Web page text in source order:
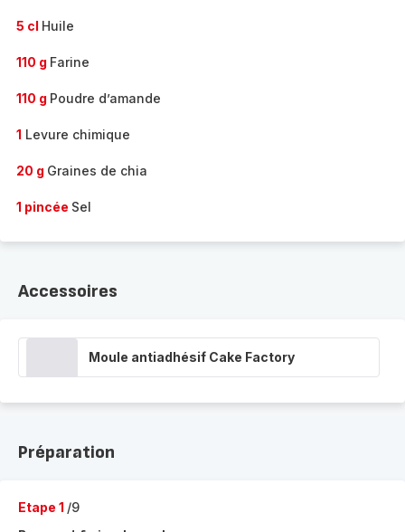
5 cl Huile
110 g Farine
110 g Poudre d’amande
1 Levure chimique
20 g Graines de chia
1 pincée Sel
Accessoires
Moule antiadhésif Cake Factory
Préparation
Etape 1 /9